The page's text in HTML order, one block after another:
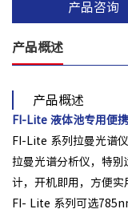
产品咨询
产品概述
产品概述
FI-Lite 液体池专用便
FI-Lite 系列拉曼光谱
拉曼光谱分析仪，特
计，开机即用，方便实
FI- Lite 系列可选